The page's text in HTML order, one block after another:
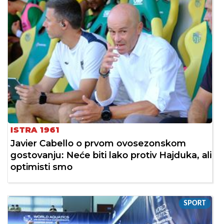
ISTRA 1961
Javier Cabello o prvom ovosezonskom
gostovanju: Neće biti lako protiv Hajduka, ali
optimisti smo
SPORT